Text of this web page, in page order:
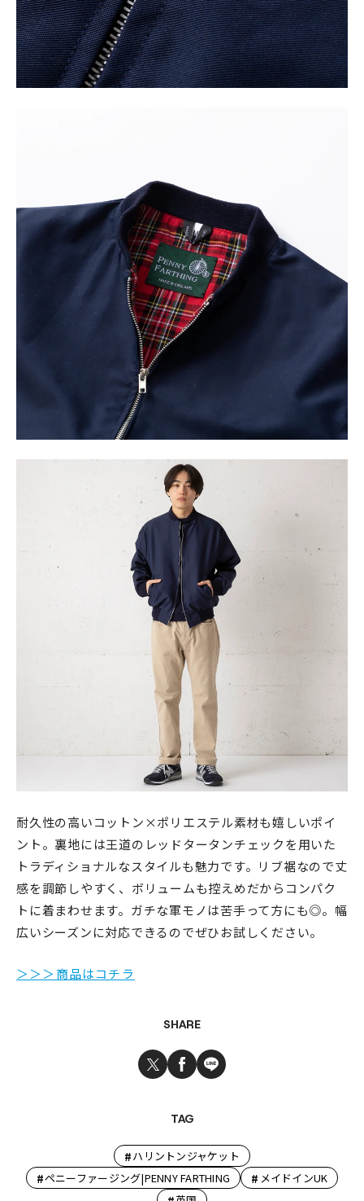
耐久性の高いコットン×ポリエステル素材も嬉しいポイ
ント。裏地には王道のレッドタータンチェックを用いた
トラディショナルなスタイルも魅力です。リブ裾なので丈
感を調節しやすく、ボリュームも控えめだからコンパク
トに着まわせます。ガチな軍モノは苦手って方にも◎。幅
広いシーズンに対応できるのでぜひお試しください。
＞＞＞商品はコチラ
SHARE
TAG
#ハリントンジャケット
#ペニーファージング|PENNY FARTHING # メイドインUK